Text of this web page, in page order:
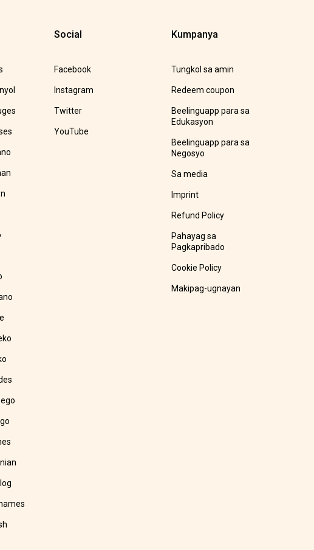
Social
Facebook
Instagram
Twitter
YouTube
Kumpanya
Tungkol sa amin
Redeem coupon
Beelinguapp para sa
Edukasyon
Beelinguapp para sa
Negosyo
Sa media
Imprint
Refund Policy
Pahayag sa
Pagkapribado
Cookie Policy
Makipag-ugnayan